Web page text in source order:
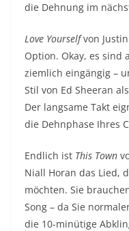
die Dehnung im
Love Yourselfvon
Option. Okay, es sind
ziemlich eingängig –
Stil von Ed Sheeran
Der langsame Takt
die Dehnphase Ihres
Endlich ist This Town
Niall Horan das Lied,
möchten. Sie
Song – da Sie
die 10-minütige